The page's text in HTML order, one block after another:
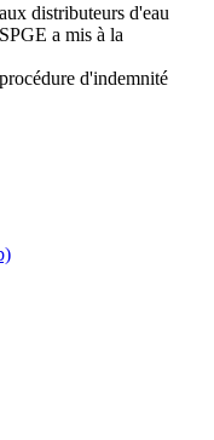
distributeurs d'eau
a mis à la
d'indemnité